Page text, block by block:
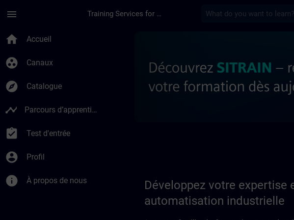
menu Training Services for Digital Industries
home Accueil
group_work Canaux
explore Catalogue
timeline Parcours d’apprentissage
assignment_turned_in Test d'entrée
account_circle Profil
info À propos de nous
Développez votre expertise en
Développez votre expertise
automatisation industrielle